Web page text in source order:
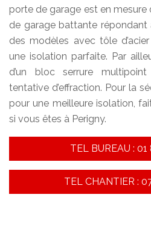
porte de garage est en
de garage battante répondant
des modèles avec tôle
une isolation parfaite. Par
d’un bloc serrure
tentative d’effraction. Pour la
pour une meilleure isolation,
si vous êtes à Perigny.
TEL BUREAU :
TEL CHANTIER :